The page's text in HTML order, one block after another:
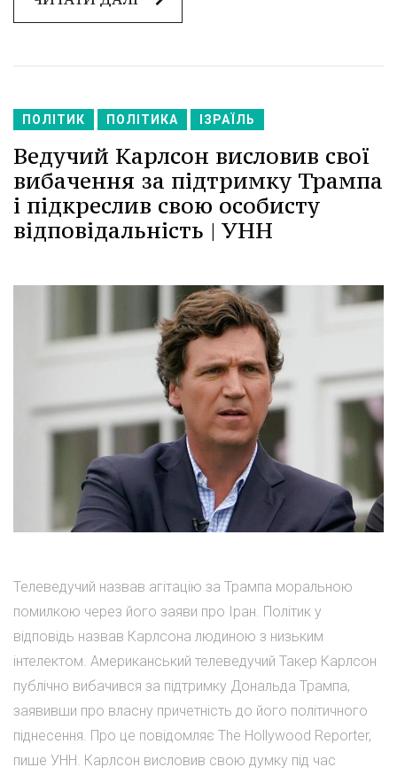
ПОЛІТИК ПОЛІТИКА ІЗРАЇЛЬ
Ведучий Карлсон висловив свої
вибачення за підтримку Трампа
і підкреслив свою особисту
відповідальність | УНН
Телеведучий назвав агітацію за Трампа моральною
помилкою через його заяви про Іран. Політик у
відповідь назвав Карлсона людиною з низьким
інтелектом. Американський телеведучий Такер Карлсон
публічно вибачився за підтримку Дональда Трампа,
заявивши про власну причетність до його політичного
піднесення. Про це повідомляє The Hollywood Reporter,
пише УНН. Карлсон висловив свою думку під час